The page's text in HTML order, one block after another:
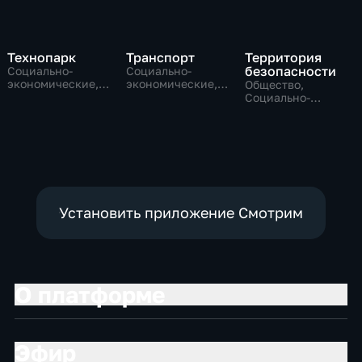
Технопарк
Социально-
экономические,
Транспорт
Социально-
экономические,
Территория
безопасности
Общество,
Социально-
Установить приложение Смотрим